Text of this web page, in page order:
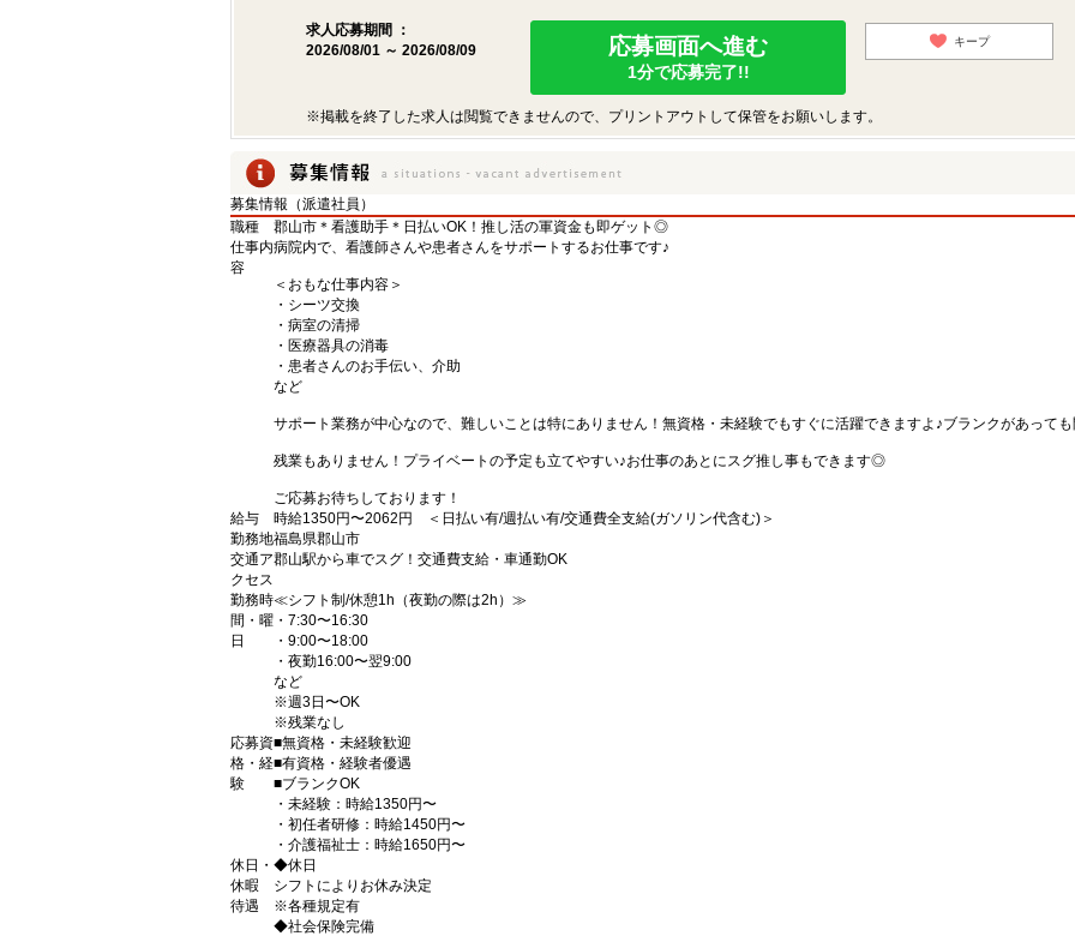
求人応募期間 ：
2026/08/01 ～ 2026/08/09
応募画面へ進む
1分で応募完了!!
キープ
※掲載を終了した求人は閲覧できませんので、プリントアウトして保管をお願いします。
募集情報（派遣社員）
職種
郡山市＊看護助手＊日払いOK！推し活の軍資金も即ゲット◎
仕事内
容
病院内で、看護師さんや患者さんをサポートするお仕事です♪
＜おもな仕事内容＞
・シーツ交換
・病室の清掃
・医療器具の消毒
・患者さんのお手伝い、介助
など
サポート業務が中心なので、難しいことは特にありません！無資格・未経験でもすぐに活躍できますよ♪ブランクがあっても
残業もありません！プライベートの予定も立てやすい♪お仕事のあとにスグ推し事もできます◎
ご応募お待ちしております！
給与
時給1350円〜2062円 ＜日払い有/週払い有/交通費全支給(ガソリン代含む)＞
勤務地福島県郡山市
交通ア
クセス
郡山駅から車でスグ！交通費支給・車通勤OK
勤務時
間・曜
日
≪シフト制/休憩1h（夜勤の際は2h）≫
・7:30〜16:30
・9:00〜18:00
・夜勤16:00〜翌9:00
など
※週3日〜OK
※残業なし
応募資
格・経
験
■無資格・未経験歓迎
■有資格・経験者優遇
■ブランクOK
・未経験：時給1350円〜
・初任者研修：時給1450円〜
・介護福祉士：時給1650円〜
休日・
休暇
◆休日
シフトによりお休み決定
待遇
※各種規定有
◆社会保険完備